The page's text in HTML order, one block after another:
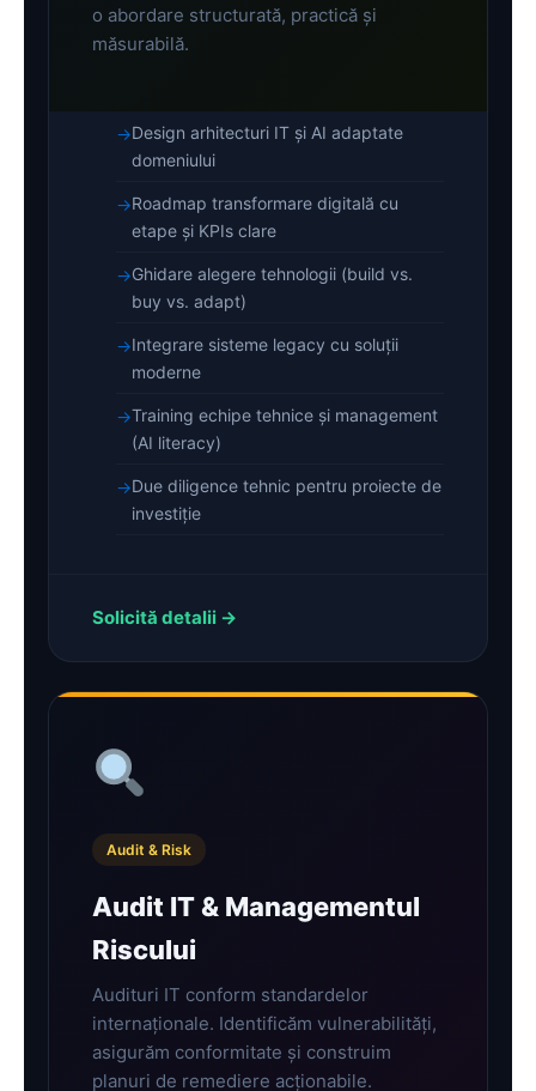
o abordare structurată, practică și
măsurabilă.
Design arhitecturi IT și AI adaptate
domeniului
Roadmap transformare digitală cu
etape și KPIs clare
Ghidare alegere tehnologii (build vs.
buy vs. adapt)
Integrare sisteme legacy cu soluții
moderne
Training echipe tehnice și management
(AI literacy)
Due diligence tehnic pentru proiecte de
investiție
Solicită detalii →
Audit & Risk
Audit IT & Managementul
Riscului
Audituri IT conform standardelor
internaționale. Identificăm vulnerabilități,
asigurăm conformitate și construim
planuri de remediere acționabile.